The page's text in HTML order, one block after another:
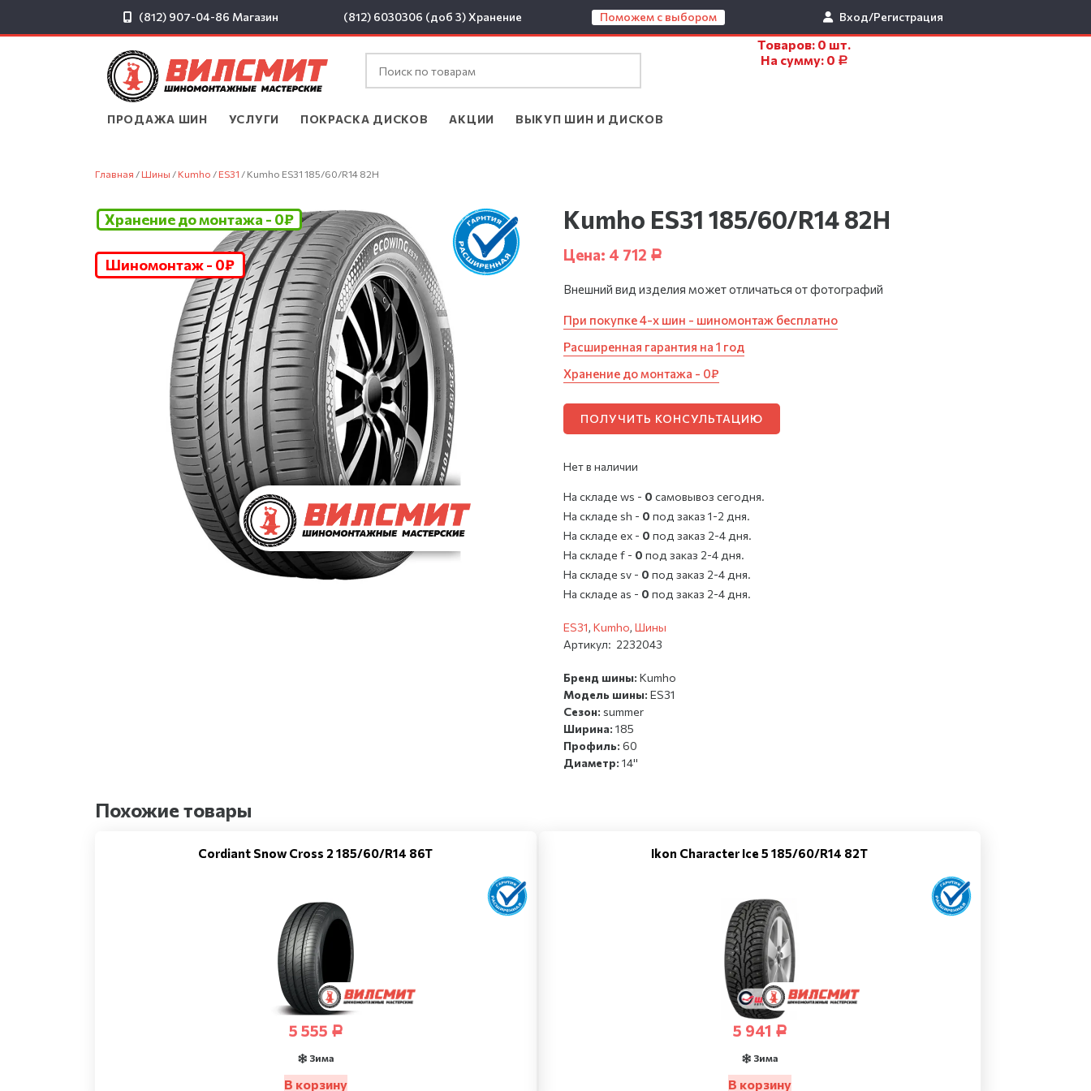
(812) 907-04-86 Магазин (812) 6030306 (доб 3)Хранение Поможем с выбором Вход/Регистрация
Товаров: 0 шт.
На сумму: 0 Р
ПРОДАЖА ШИН УСЛУГИ ПОКРАСКА ДИСКОВ АКЦИИ ВЫКУП ШИН И ДИСКОВ
Главная / Шины / Kumho / ES31 / Kumho ES31 185/60/R14 82H
Шиномонтаж - 0₽
Хранение до монтажа - 0₽ Kumho ES31 185/60/R14 82H
Цена: 4 712 Р
Внешний вид изделия может отличаться от фотографий
При покупке 4-х шин - шиномонтаж бесплатно
Расширенная гарантия на 1 год
Хранение до монтажа - 0₽
ПОЛУЧИТЬ КОНСУЛЬТАЦИЮ
Нет в наличии
На складе ws - 0 cамовывоз сегодня.
На складе sh - 0 под заказ 1-2 дня.
На складе ex - 0 под заказ 2-4 дня.
На складе f - 0 под заказ 2-4 дня.
На складе sv - 0 под заказ 2-4 дня.
На складе as - 0 под заказ 2-4 дня.
ES31,Kumho,Шины
Артикул: 2232043
Бренд шины:Kumho
Модель шины:ES31
Сезон: summer
Ширина:185
Профиль:60
Диаметр:14''
Похожие товары
Cordiant Snow Cross 2 185/60/R14 86T
5 555 Р
Зима
В корзину
Ikon Character Ice 5 185/60/R14 82T
5 941 Р
Зима
В корзину